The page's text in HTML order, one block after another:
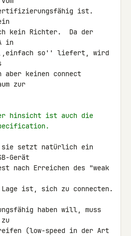
ist.
kein Richter.  Da der
in
,,einfach so'' liefert, wird
aber keinen connect
zur
hinsicht ist auch die
sie setzt natürlich ein
Gerät
nach Erreichen des "weak
ist, sich zu connecten.
haben will, muss
(low-speed in der Art